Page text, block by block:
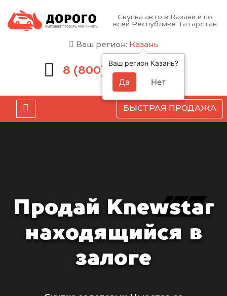
Скупка авто в Казани и по
всей Республике Татарстан
Ваш регион: Казань
8 (800) 551-81-15
БЫСТРАЯ ПРОДАЖА
Продай Knewstar
находящийся в
залоге
Ваш регион Казань?
Да Нет